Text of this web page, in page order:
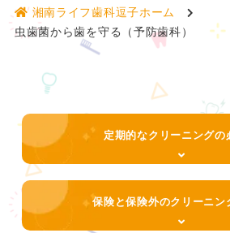
湘南ライフ歯科逗子ホーム
虫歯菌から歯を守る（予防歯科）
定期的なクリーニングの
保険と保険外のクリーニン